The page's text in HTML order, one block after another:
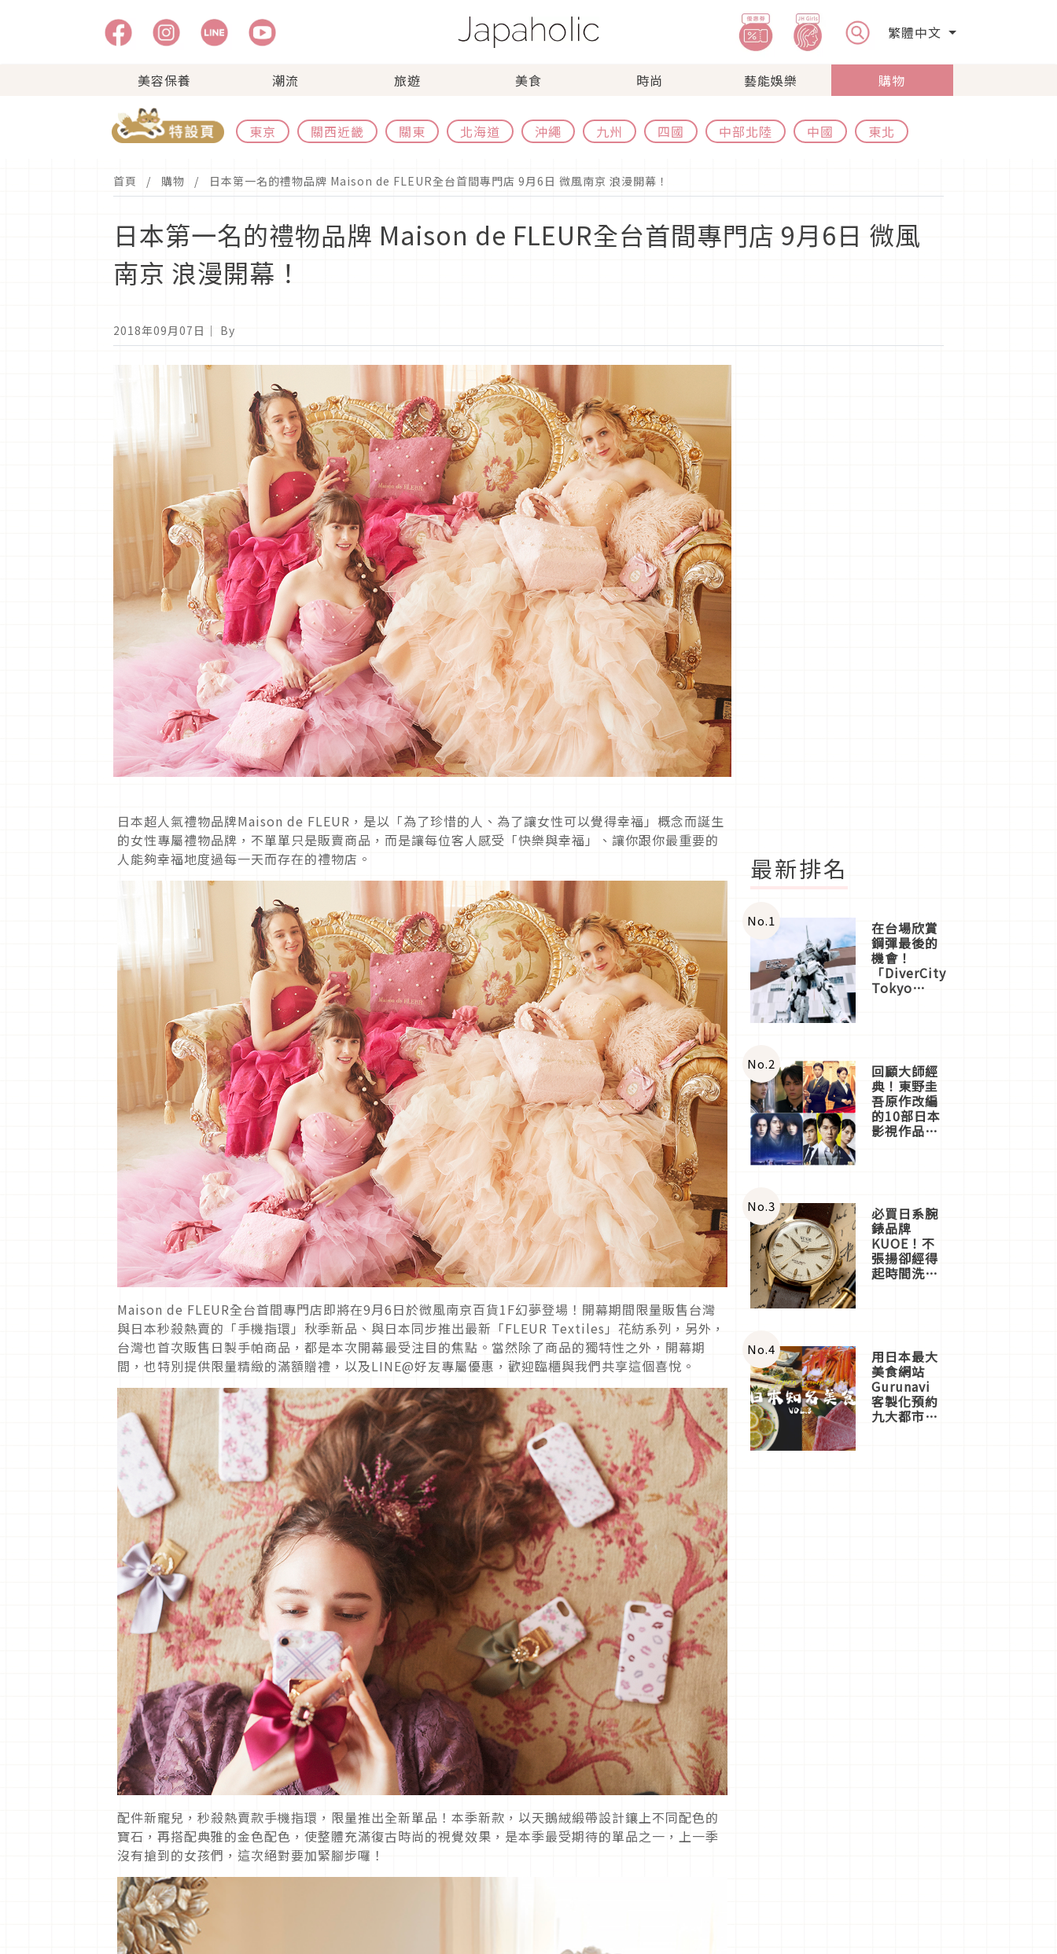
繁體中文
美容保養 潮流 旅遊 美食 時尚 藝能娛樂 購物
東京 關西近畿 關東 北海道 沖繩 九州 四國 中部北陸 中國 東北
首頁 購物 日本第一名的禮物品牌 Maison de FLEUR全台首間專門店 9月6日 微風南京 浪漫開幕！
日本第一名的禮物品牌 Maison de FLEUR全台首間專門店 9月6日 微風
南京 浪漫開幕！
2018年09月07日 ｜ By
日本超人氣禮物品牌Maison de FLEUR，是以「為了珍惜的人、為了讓女性可以覺得幸福」概念而誕生
的女性專屬禮物品牌，不單單只是販賣商品，而是讓每位客人感受「快樂與幸福」、讓你跟你最重要的
人能夠幸福地度過每一天而存在的禮物店。
Maison de FLEUR全台首間專門店即將在9月6日於微風南京百貨1F幻夢登場！開幕期間限量販售台灣
與日本秒殺熱賣的「手機指環」秋季新品、與日本同步推出最新「FLEUR Textiles」花紡系列，另外，
台灣也首次販售日製手帕商品，都是本次開幕最受注目的焦點。當然除了商品的獨特性之外，開幕期
間，也特別提供限量精緻的滿額贈禮，以及LINE@好友專屬優惠，歡迎臨櫃與我們共享這個喜悅。
配件新寵兒，秒殺熱賣款手機指環，限量推出全新單品！本季新款，以天鵝絨緞帶設計鑲上不同配色的
寶石，再搭配典雅的金色配色，使整體充滿復古時尚的視覺效果，是本季最受期待的單品之一，上一季
沒有搶到的女孩們，這次絕對要加緊腳步囉！
最新排名
No.1 在台場欣賞
鋼彈最後的
機會！
「DiverCity
Tokyo
體驗
No.2 回顧大師經
典！東野圭
吾原作改編
的10部日本
影視作品推
No.3 必買日系腕
錶品牌
KUOE！不
張揚卻經得
起時間洗鍊
No.4 用日本最大
美食網站
Gurunavi
客製化預約
九大都市餐